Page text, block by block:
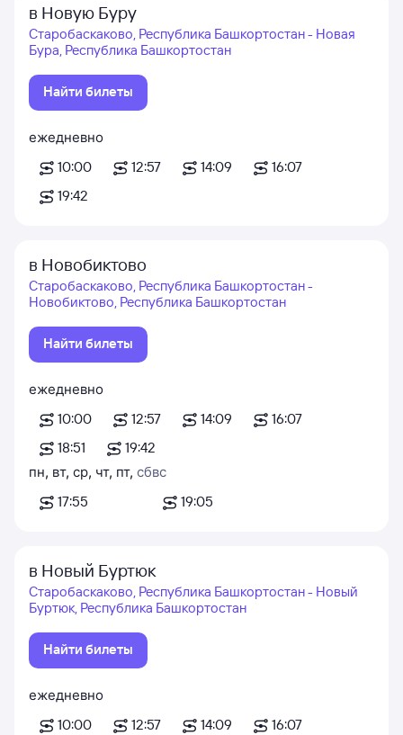
в Новую Буру
Старобаскаково, Республика Башкортостан - Новая
Бура, Республика Башкортостан
Найти билеты
ежедневно
10:00
12:57 14:09
16:07
19:42
в Новобиктово
Старобаскаково, Республика Башкортостан -
Новобиктово, Республика Башкортостан
Найти билеты
ежедневно
10:00
12:57 14:09
16:07
18:51
19:42
пн, вт, ср, чт, пт, сб
17:55
вс
19:05
в Новый Буртюк
Старобаскаково, Республика Башкортостан - Новый
Буртюк, Республика Башкортостан
Найти билеты
ежедневно
10:00
12:57 14:09
16:07